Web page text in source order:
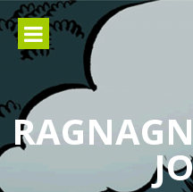
Aller
au
contenu